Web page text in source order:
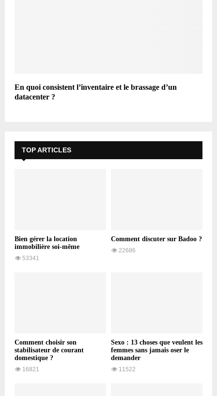
En quoi consistent l’inventaire et le brassage d’un
datacenter ?
TOP ARTICLES
Bien gérer la location
immobilière soi-même
53341
Comment discuter sur Badoo ?
22686
Comment choisir son
stabilisateur de courant
domestique ?
16821
Sexo : 13 choses que veulent les
femmes sans jamais oser le
demander
11522